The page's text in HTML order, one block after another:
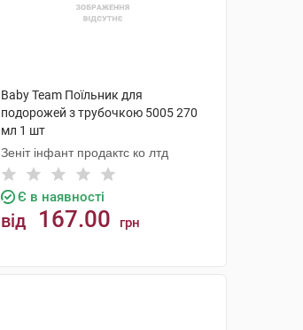
Baby Team Поїльник для
подорожей з трубочкою 5005 270
мл 1 шт
Зеніт інфант продактс ко лтд
Є в наявності
від 167.00 грн